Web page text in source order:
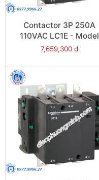
Contactor 3P 250A
110VAC LC1E - Model
LC1E250F6
7,659,300 đ